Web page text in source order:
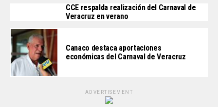
CCE respalda realización del Carnaval de
Veracruz en verano
Canaco destaca aportaciones
económicas del Carnaval de Veracruz
ADVERTISEMENT